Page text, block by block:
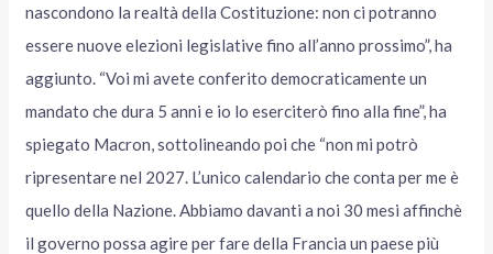
nascondono la realtà della Costituzione: non ci potranno
essere nuove elezioni legislative fino all’anno prossimo”, ha
aggiunto. “Voi mi avete conferito democraticamente un
mandato che dura 5 anni e io lo eserciterò fino alla fine”, ha
spiegato Macron, sottolineando poi che “non mi potrò
ripresentare nel 2027. L’unico calendario che conta per me è
quello della Nazione. Abbiamo davanti a noi 30 mesi affinchè
il governo possa agire per fare della Francia un paese più